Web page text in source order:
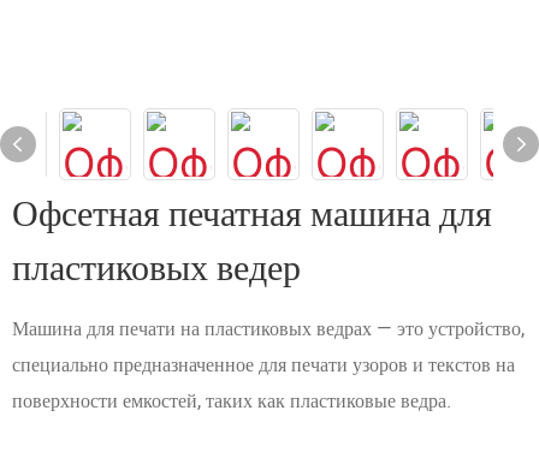
Офсетная печатная машина для
пластиковых ведер
Машина для печати на пластиковых ведрах — это устройство,
специально предназначенное для печати узоров и текстов на
поверхности емкостей, таких как пластиковые ведра.